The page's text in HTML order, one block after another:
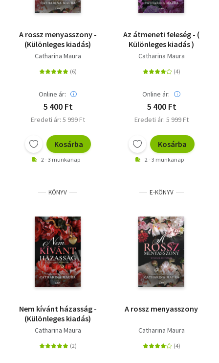
A rossz menyasszony -
(Különleges kiadás)
Catharina Maura
Online ár:
5 400 Ft
Eredeti ár: 5 999 Ft
Kosárba
2 - 3 munkanap
Az átmeneti feleség - (
Különleges kiadás )
Catharina Maura
Online ár:
5 400 Ft
Eredeti ár: 5 999 Ft
Kosárba
2 - 3 munkanap
KÖNYV
Nem kívánt házasság -
(Különleges kiadás)
Catharina Maura
E-KÖNYV
A rossz menyasszony
Catharina Maura